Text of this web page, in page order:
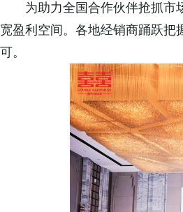
为助力全国合作伙伴抢抓市
宽盈利空间。各地经销商踊跃把
可。